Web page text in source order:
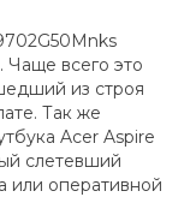
Чаще всего это
из строя
Так же
Acer Aspire
слетевший
или оперативной